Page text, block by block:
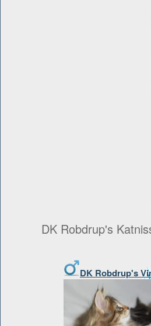
DK Robdrup's
DK Robdrup's